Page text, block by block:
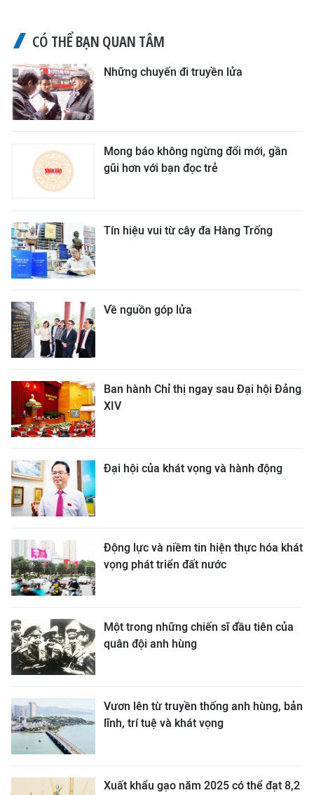
CÓ THỂ BẠN QUAN TÂM
Những chuyến đi truyền lửa
Mong báo không ngừng đổi mới, gần
gũi hơn với bạn đọc trẻ
Tín hiệu vui từ cây đa Hàng Trống
Về nguồn góp lửa
Ban hành Chỉ thị ngay sau Đại hội Đảng
XIV
Đại hội của khát vọng và hành động
Động lực và niềm tin hiện thực hóa khát
vọng phát triển đất nước
Một trong những chiến sĩ đầu tiên của
quân đội anh hùng
Vươn lên từ truyền thống anh hùng, bản
lĩnh, trí tuệ và khát vọng
Xuất khẩu gạo năm 2025 có thể đạt 8,2